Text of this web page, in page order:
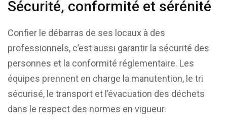
Sécurité, conformité et sérénité
Confier le débarras de ses locaux à des
professionnels, c’est aussi garantir la sécurité des
personnes et la conformité réglementaire. Les
équipes prennent en charge la manutention, le tri
sécurisé, le transport et l’évacuation des déchets
dans le respect des normes en vigueur.